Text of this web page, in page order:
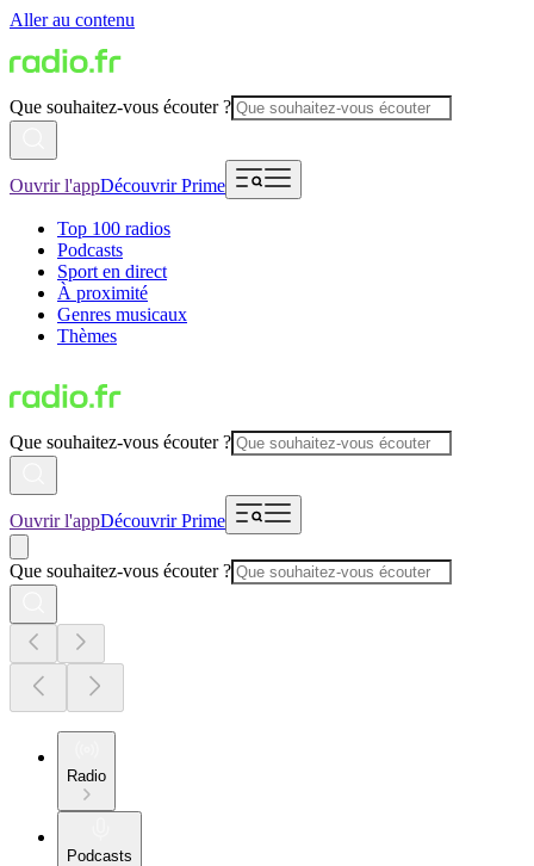
Aller au contenu
Que souhaitez-vous écouter ?
Ouvrir l'appDécouvrir Prime
Top 100 radios
Podcasts
Sport en direct
À proximité
Genres musicaux
Thèmes
Que souhaitez-vous écouter ?
Ouvrir l'appDécouvrir Prime
Que souhaitez-vous écouter ?
Radio
Podcasts